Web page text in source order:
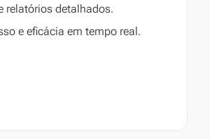
relatórios detalhados.
e eficácia em tempo real.